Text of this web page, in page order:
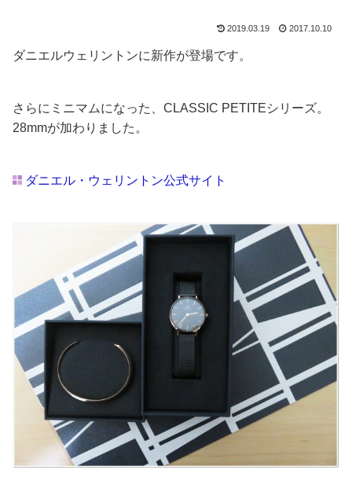
2019.03.19 2017.10.10
ダニエルウェリントンに新作が登場です。
さらにミニマムになった、CLASSIC PETITEシリーズ。
28mmが加わりました。
ダニエル・ウェリントン公式サイト